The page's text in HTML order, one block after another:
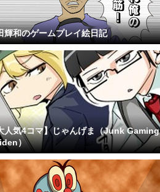
輝和のゲームプレイ絵日記
人気4コマ】じゃんげま（Junk Gaming
）